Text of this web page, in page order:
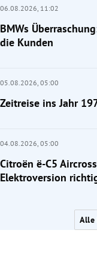
06.08.2026, 11:02
BMWs
die Kunden
05.08.2026, 05:00
Zeitreise ins Jahr
04.08.2026, 05:00
Citroën ë-C5
Elektroversion
Alle